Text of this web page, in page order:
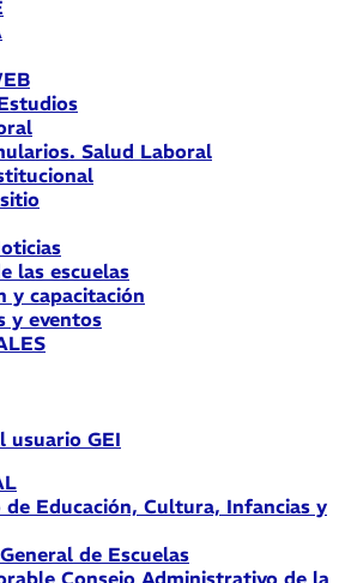
Salud Laboral
las escuelas
y capacitación
y eventos
usuario GEI
Educación, Cultura, Infancias y
de Escuelas
Consejo Administrativo de la